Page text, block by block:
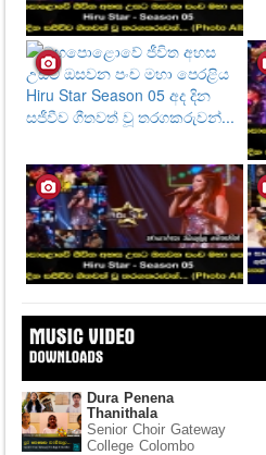
Dura Penena
Thanithala
Senior Choir Gateway
College Colombo